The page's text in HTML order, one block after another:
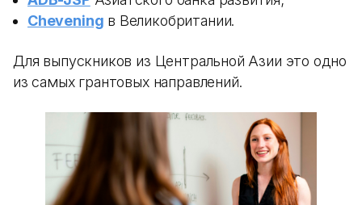
Chevening в Великобритании.
Для выпускников из Центральной Азии это одно
из самых грантовых направлений.